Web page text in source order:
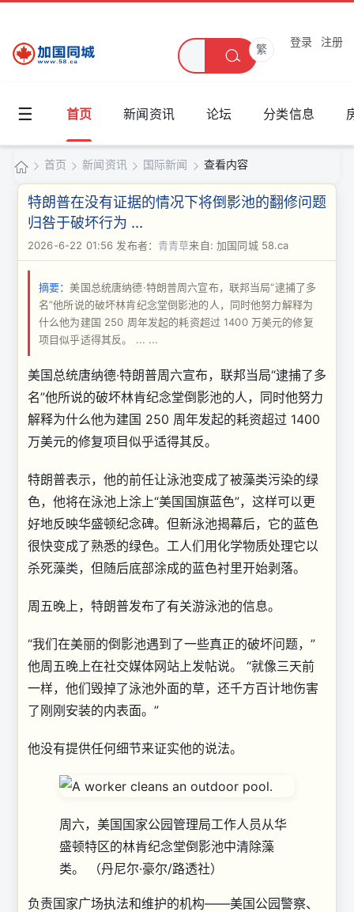
繁
登录 注册
☰ 首页 新闻资讯 论坛 分类信息
加
国
同
城
首页
›
新闻资讯 国际新闻 查看内容
特朗普在没有证据的情况下将倒影池的翻修问题
归咎于破坏行为 ...
2026-6-22 01:56 发布者： 青青草来自: 加国同城 58.ca
摘要：美国总统唐纳德·特朗普周六宣布，联邦当局“逮捕了多
名”他所说的破坏林肯纪念堂倒影池的人，同时他努力解释为
什么他为建国 250 周年发起的耗资超过 1400 万美元的修复
项目似乎适得其反。 ... ...
美国总统唐纳德·特朗普周六宣布，联邦当局“逮捕了多
名”他所说的破坏林肯纪念堂倒影池的人，同时他努力
解释为什么他为建国 250 周年发起的耗资超过 1400
万美元的修复项目似乎适得其反。
特朗普表示，他的前任让泳池变成了被藻类污染的绿
色，他将在泳池上涂上“美国国旗蓝色”，这样可以更
好地反映华盛顿纪念碑。但新泳池揭幕后，它的蓝色
很快变成了熟悉的绿色。工人们用化学物质处理它以
杀死藻类，但随后底部涂成的蓝色衬里开始剥落。
周五晚上，特朗普发布了有关游泳池的信息。
“我们在美丽的倒影池遇到了一些真正的破坏问题，”
他周五晚上在社交媒体网站上发帖说。 “就像三天前
一样，他们毁掉了泳池外面的草，还千方百计地伤害
了刚刚安装的内表面。”
他没有提供任何细节来证实他的说法。
周六，美国国家公园管理局工作人员从华
盛顿特区的林肯纪念堂倒影池中清除藻
类。
（丹尼尔·豪尔/路透社）
负责国家广场执法和维护的机构——美国公园警察、